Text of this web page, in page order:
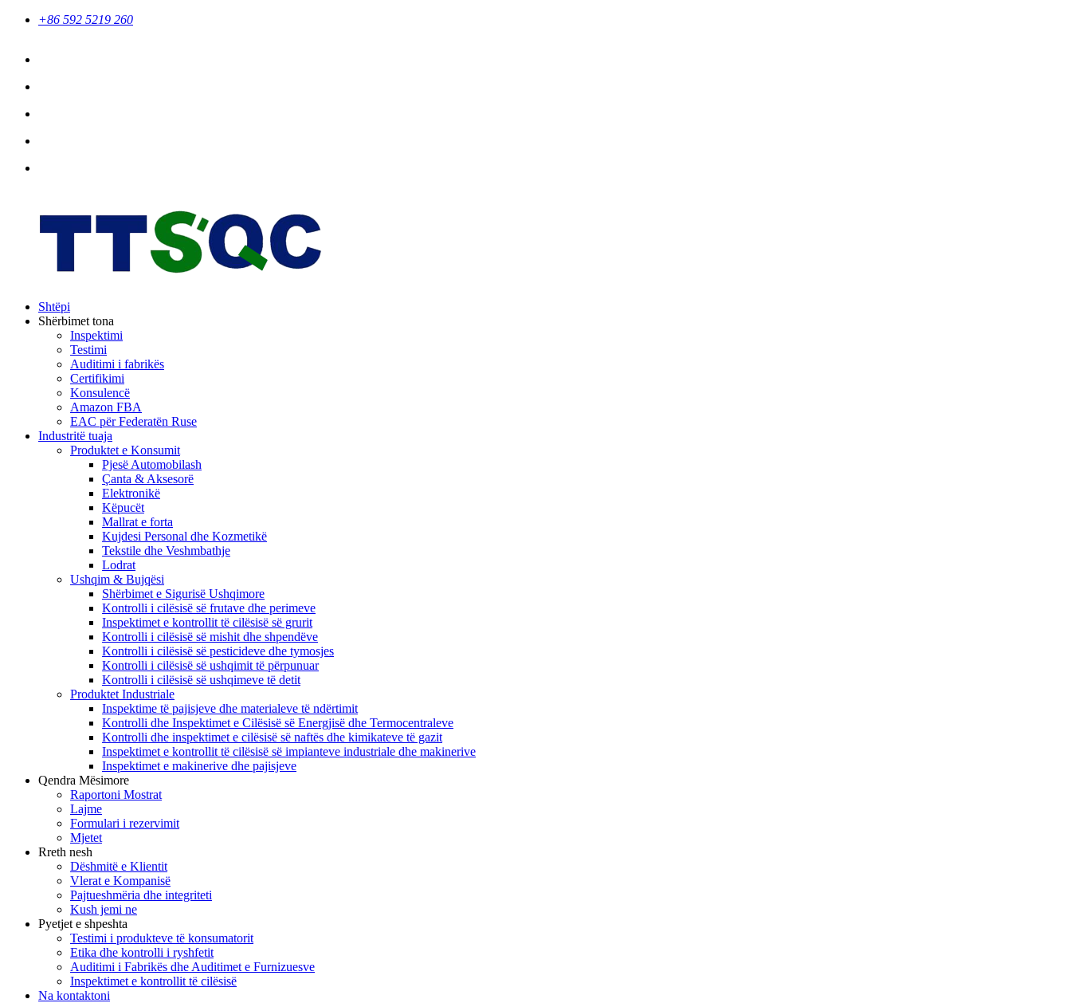
+86 592 5219 260
Shtëpi
Shërbimet tona
Inspektimi
Testimi
Auditimi i fabrikës
Certifikimi
Konsulencë
Amazon FBA
EAC për Federatën Ruse
Industritë tuaja
Produktet e Konsumit
Pjesë Automobilash
Çanta & Aksesorë
Elektronikë
Këpucët
Mallrat e forta
Kujdesi Personal dhe Kozmetikë
Tekstile dhe Veshmbathje
Lodrat
Ushqim & Bujqësi
Shërbimet e Sigurisë Ushqimore
Kontrolli i cilësisë së frutave dhe perimeve
Inspektimet e kontrollit të cilësisë së grurit
Kontrolli i cilësisë së mishit dhe shpendëve
Kontrolli i cilësisë së pesticideve dhe tymosjes
Kontrolli i cilësisë së ushqimit të përpunuar
Kontrolli i cilësisë së ushqimeve të detit
Produktet Industriale
Inspektime të pajisjeve dhe materialeve të ndërtimit
Kontrolli dhe Inspektimet e Cilësisë së Energjisë dhe Termocentraleve
Kontrolli dhe inspektimet e cilësisë së naftës dhe kimikateve të gazit
Inspektimet e kontrollit të cilësisë së impianteve industriale dhe makinerive
Inspektimet e makinerive dhe pajisjeve
Qendra Mësimore
Raportoni Mostrat
Lajme
Formulari i rezervimit
Mjetet
Rreth nesh
Dëshmitë e Klientit
Vlerat e Kompanisë
Pajtueshmëria dhe integriteti
Kush jemi ne
Pyetjet e shpeshta
Testimi i produkteve të konsumatorit
Etika dhe kontrolli i ryshfetit
Auditimi i Fabrikës dhe Auditimet e Furnizuesve
Inspektimet e kontrollit të cilësisë
Na kontaktoni